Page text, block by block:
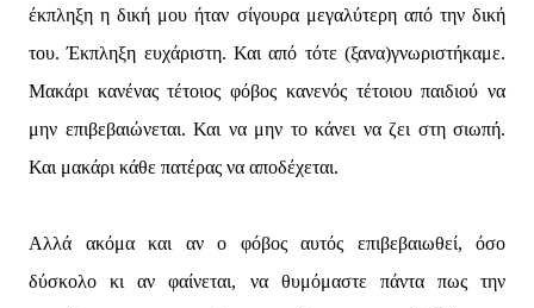
έκπληξη η δική μου ήταν σίγουρα μεγαλύτερη από την δική
του. Έκπληξη ευχάριστη. Και από τότε (ξανα)γνωριστήκαμε.
Μακάρι κανένας τέτοιος φόβος κανενός τέτοιου παιδιού να
μην επιβεβαιώνεται. Και να μην το κάνει να ζει στη σιωπή.
Και μακάρι κάθε πατέρας να αποδέχεται.
Αλλά ακόμα και αν ο φόβος αυτός επιβεβαιωθεί, όσο
δύσκολο κι αν φαίνεται, να θυμόμαστε πάντα πως την